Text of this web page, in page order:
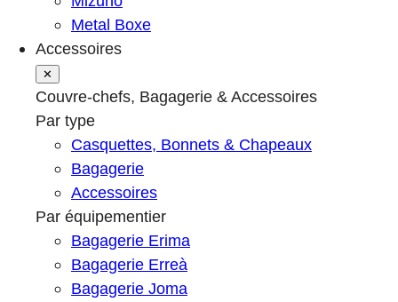
Metal Boxe
Accessoires
✕
Couvre-chefs, Bagagerie & Accessoires
Par type
Casquettes, Bonnets & Chapeaux
Bagagerie
Accessoires
Par équipementier
Bagagerie Erima
Bagagerie Erreà
Bagagerie Joma